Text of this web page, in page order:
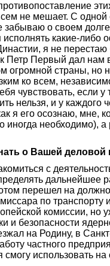
не мешает. С одной
забываю о своем
исполнять какие-либо
я не
Петр Первый дал нам
страны, но
ко всем,
чувствовать, если
нельзя, и у каждого
я его осознаю, мне,
иногда необходимо),
о Вашей деловой
с
дальнейшее
перешел на
по транспорту
комиссии, но
и безопасности
на Родину, в
частного
использовать на